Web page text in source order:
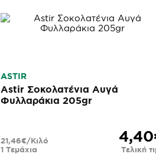
ASTIR
Astir Σοκολατένια Αυγά
Φυλλαράκια 205gr
Τελική
1 Τεμάχια
21,46€/Κιλό